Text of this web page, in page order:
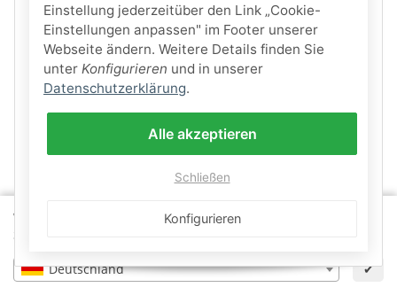
Wähle dein Lieferland, um Preise und Artikel für deinen
Standort zu sehen.
Deutschland ✔
Robin & Marvin Burfeind
+49 (0) 7122 82 69 69 0
info@schwimmbadbau24.de
Eigenes Lager in St. Johann
Kontaktformular
Einstellung jederzeitüber den Link „Cookie-
Einstellungen anpassen" im Footer unserer
Webseite ändern. Weitere Details finden Sie
unter Konfigurieren und in unserer
Datenschutzerklärung.
Alle akzeptieren
Schließen
Konfigurieren